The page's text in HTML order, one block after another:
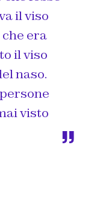
il viso
era
il viso
naso.
visto